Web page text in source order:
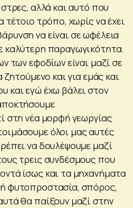
στρες, αλλά και αυτό που
τέτοιο τρόπο, χωρίς να έχει
να είναι σε ωφέλεια
καλύτερη παραγωγικότητα.
των εφοδίων είναι μαζί σε
ζητούμενο και για εμάς και
και εγώ έχω βάλει στον
στη νέα μορφή γεωργίας
όλοι μας αυτές
να δουλέψουμε μαζί
τρεις συνδέσμους που
ίσως και τα μηχανήματα
φυτοπροστασία, σπόρος,
θα παίξουν μαζί στην